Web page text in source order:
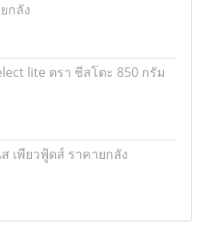
กลัง
lite ตรา ชีสโตะ 850 กรัม
เพียวฟู้ดส์ ราคายกลัง